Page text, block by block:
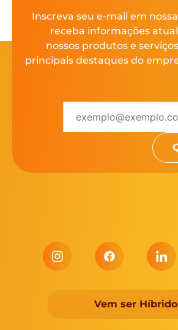
Inscreva seu e-mail em
receba informações
nossos produtos e
principais destaques do
Vem ser